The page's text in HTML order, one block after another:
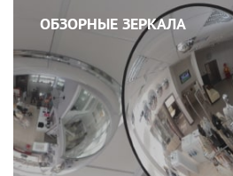
ОБЗОРНЫЕ ЗЕРКАЛА